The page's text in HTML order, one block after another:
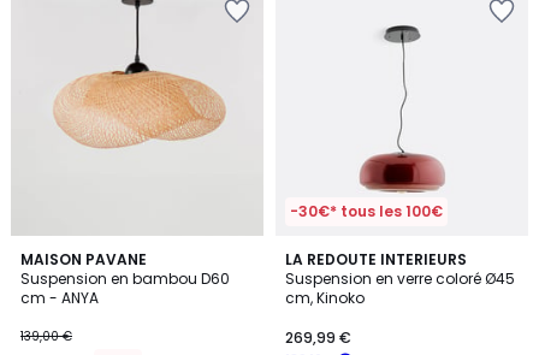
MAISON PAVANE
Suspension en bambou D60
cm - ANYA
139,00 €
-30€* tous les 100€
LA REDOUTE INTERIEURS
Suspension en verre coloré Ø45
cm, Kinoko
269,99 €
2,2
/ 5
3
Couleurs